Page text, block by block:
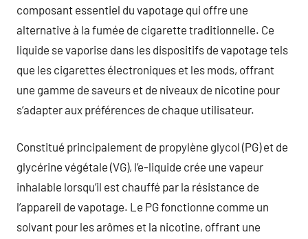
composant essentiel du vapotage qui offre une
alternative à la fumée de cigarette traditionnelle. Ce
liquide se vaporise dans les dispositifs de vapotage tels
que les cigarettes électroniques et les mods, offrant
une gamme de saveurs et de niveaux de nicotine pour
s’adapter aux préférences de chaque utilisateur.
Constitué principalement de propylène glycol (PG) et de
glycérine végétale (VG), l’e-liquide crée une vapeur
inhalable lorsqu’il est chauffé par la résistance de
l’appareil de vapotage. Le PG fonctionne comme un
solvant pour les arômes et la nicotine, offrant une